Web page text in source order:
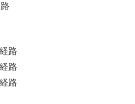
路
路
路